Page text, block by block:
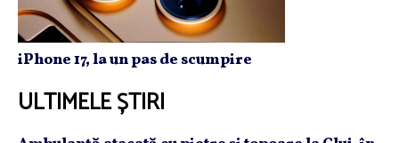
iPhone 17, la un pas de scumpire
ULTIMELE ȘTIRI